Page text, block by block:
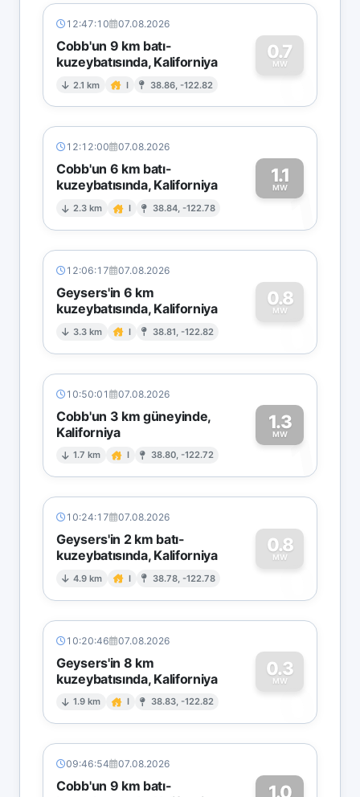
12:47:10 07.08.2026
Cobb'un 9 km batı-
kuzeybatısında, Kaliforniya
2.1 km I 38.86, -122.82
0.7
MW
0
12:12:00 07.08.2026
Cobb'un 6 km batı-
kuzeybatısında, Kaliforniya
2.3 km I 38.84, -122.78
1.1
MW1
12:06:17 07.08.2026
Geysers'in 6 km
kuzeybatısında, Kaliforniya
3.3 km I 38.81, -122.82
0.8
MW
0
10:50:01 07.08.2026
Cobb'un 3 km güneyinde,
Kaliforniya
1.7 km I 38.80, -122.72
1.3
MW1
10:24:17 07.08.2026
Geysers'in 2 km batı-
kuzeybatısında, Kaliforniya
4.9 km I 38.78, -122.78
0.8
MW
0
10:20:46 07.08.2026
Geysers'in 8 km
kuzeybatısında, Kaliforniya
1.9 km I 38.83, -122.82
0.3
MW
0
09:46:54 07.08.2026
Cobb'un 9 km batı-
1.0